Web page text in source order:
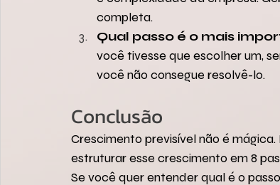
completa.
Qual passo é o mais
você tivesse que escolher um,
você não consegue resolvê-lo.
Conclusão
Crescimento previsível não é
estruturar esse crescimento em 8
Se você quer entender qual é o